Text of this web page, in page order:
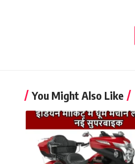
You Might Also Like